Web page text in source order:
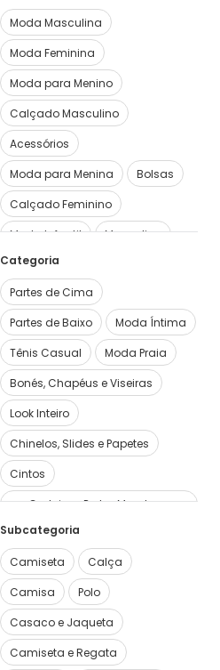
Moda Masculina
Moda Feminina
Moda para Menino
Calçado Masculino
Acessórios
Moda para Menina
Bolsas
Calçado Feminino
Moda Infantil
Masculino
Categoria
Partes de Cima
Partes de Baixo
Moda Íntima
Tênis Casual
Moda Praia
Bonés, Chapéus e Viseiras
Look Inteiro
Chinelos, Slides e Papetes
Cintos
Carteiras, Porta-Moedas e
Chaveiros
Subcategoria
Camiseta
Calça
Camisa
Polo
Casaco e Jaqueta
Camiseta e Regata